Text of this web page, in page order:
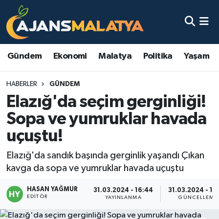
Gündem Ekonomi Malatya Politika Yaşam
HABERLER GÜNDEM
Elazığ'da seçim gerginliği!
Sopa ve yumruklar havada
uçuştu!
Elazığ'da sandık başında gerginlik yaşandı Çıkan
kavga da sopa ve yumruklar havada uçuştu
HASAN YAĞMUR
EDITÖR
31.03.2024 - 16:44
YAYINLANMA
31.03.2024 -
GÜNCELLEME
Asayiş
Eğitim
Ekonomi
Gündem
Kadın
Kültür & Sanat
Magazin
Malatya Nöbetçi Eczaneler
Malatya Namaz Vakitleri
Malatya Trafik Yoğunluk Haritası
TFF 3.Lig 2.Grup Puan Durumu ve Fikstür
Tüm Manşetler
Son Dakika Haberleri
Haber Arşivi